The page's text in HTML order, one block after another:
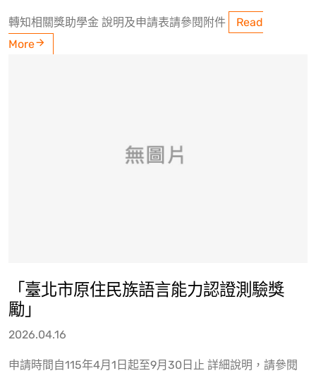
轉知相關獎助學金 說明及申請表請參閱附件
Read
More
「臺北市原住民族語言能力認證測驗獎
勵」
2026.04.16
申請時間自115年4月1日起至9月30日止 詳細說明，請參閱